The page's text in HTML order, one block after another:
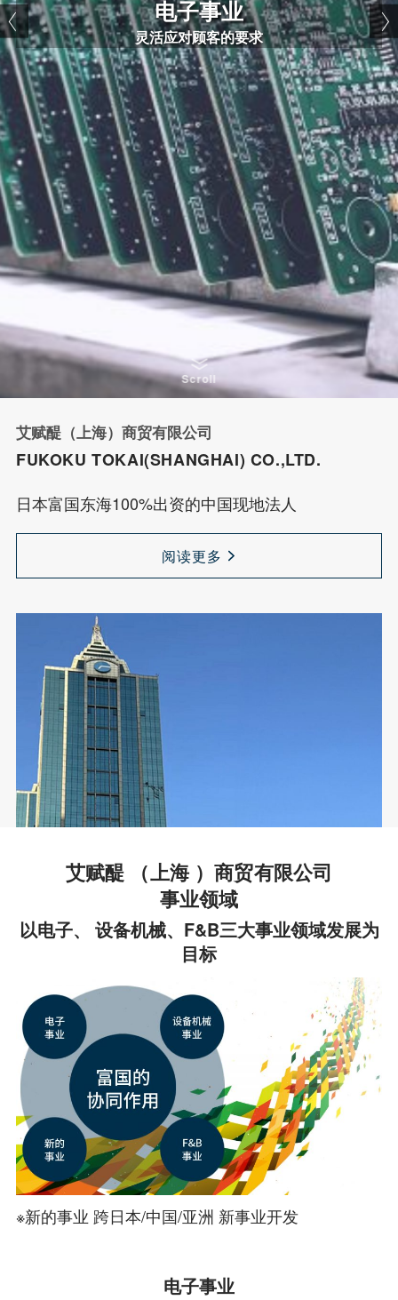
F&B事业
介绍“日本的制作、匠人的精神”的优质产品
以电子、 设备机械、F&B三大事业领域的发展为目标
电子事业
灵活应对顾客的要求
设备机械事业
面向PCB/实装业界的设备调达，销售，技术支援
F&B事业
介绍“日本的制作、匠人的精神”的优质产品
以电子、 设备机械、F&B三大事业领域的发展为目标
Scroll
艾赋醍（上海）商贸有限公司
FUKOKU TOKAI(SHANGHAI) CO.,LTD.
日本富国东海100%出资的中国现地法人
阅读更多
艾赋醍 （上海 ）商贸有限公司
事业领域
以电子、 设备机械、F&B三大事业领域发展为
目标
※新的事业 跨日本/中国/亚洲 新事业开发
电子事业